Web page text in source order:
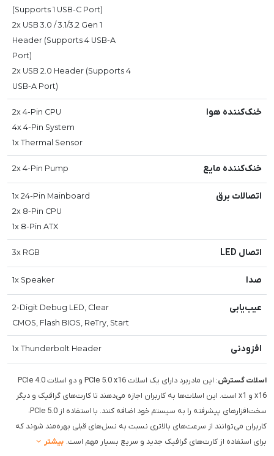
(Supports 1 USB-C Port)
2x USB 3.0 / 3.1/3.2 Gen 1
Header (Supports 4 USB-A
Port)
2x USB 2.0 Header (Supports 4
USB-A Port)
خنک‌کننده هوا
2x 4-Pin CPU
4x 4-Pin System
1x Thermal Sensor
خنک‌کننده مایع 2x 4-Pin Pump
اتصالات برق
1x 24-Pin Mainboard
2x 8-Pin CPU
1x 8-Pin ATX
اتصال LED 3x RGB
صدا 1x Speaker
عیب‌یابی
2-Digit Debug LED, Clear
CMOS, Flash BIOS, ReTry, Start
افزودنی 1x Thunderbolt Header
اسلات گسترش
: این مادربرد دارای یک اسلات PCIe 5.0 x16 و دو اسلات PCIe 4.0
x16 و x1 است. این اسلات‌ها به کاربران اجازه می‌دهند تا کارت‌های گرافیک و دیگر
سخت‌افزارهای پیشرفته را به سیستم خود اضافه کنند. با استفاده از PCIe 5.0،
کاربران می‌توانند از سرعت‌های بالاتری نسبت به نسل‌های قبلی بهره‌مند شوند که
برای استفاده از کارت‌های گرافیک جدید و سریع بسیار مهم است. بیشتر